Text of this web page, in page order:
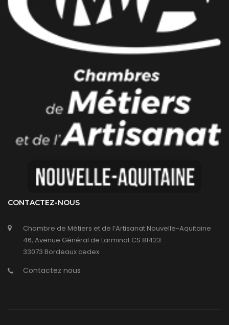
CONTACTEZ-NOUS
Chambre de Métiers et de l’Artisanat Nouvelle-Aquitaine
46, Avenue Général de Larminat CS 81423
33073 Bordeaux cedex
Contactez nous